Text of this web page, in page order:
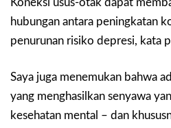
Koneksi usus-otak dapat
hubungan antara peningkatan
penurunan risiko depresi, kata
Saya juga menemukan bahwa
yang menghasilkan senyawa
kesehatan mental – dan